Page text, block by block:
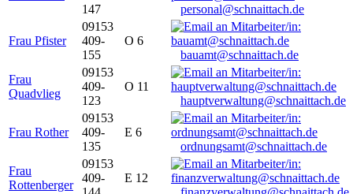
147
personal@schnaittach.de
Frau Pfister
09153
409-
155
O 6
bauamt@schnaittach.de
Frau
Quadvlieg
09153
409-
123
O 11
hauptverwaltung@schnaittach.de
Frau Rother
09153
409-
135
E 6
ordnungsamt@schnaittach.de
Frau
Rottenberger
09153
409-
E 12